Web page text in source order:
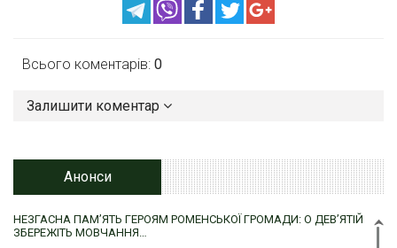
Всього коментарів: 0
Залишити коментар
Анонси
НЕЗГАСНА ПАМ’ЯТЬ ГЕРОЯМ РОМЕНСЬКОЇ ГРОМАДИ: О ДЕВ’ЯТІЙ
ЗБЕРЕЖІТЬ МОВЧАННЯ…